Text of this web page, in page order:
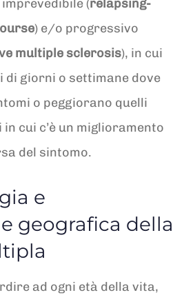
(relapsing-
) e/o progressivo
multiple sclerosis), in cui
giorni o settimane dove
o peggiorano quelli
cui c’è un miglioramento
del sintomo.
e
geografica della
ad ogni età della vita,